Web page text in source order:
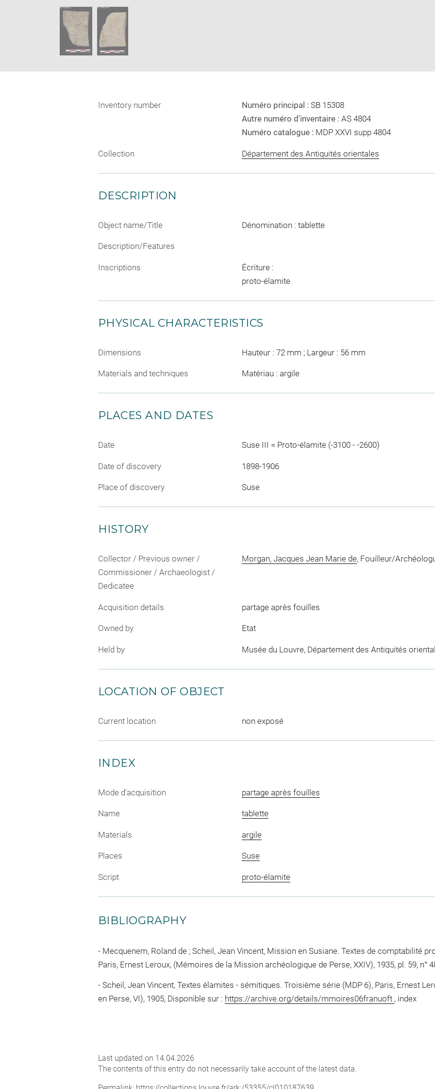
window
SKIP IMAGE CAROUSEL
Inventory number Numéro principal : SB 15308
Autre numéro d'inventaire : AS 4804
Numéro catalogue : MDP XXVI supp 4804
Collection Département des Antiquités orientales
DESCRIPTION
Object name/Title Dénomination : tablette
Description/Features
Inscriptions
Écriture :
proto-élamite
PHYSICAL CHARACTERISTICS
Dimensions Hauteur : 72 mm ; Largeur : 56 mm
Materials and techniques Matériau : argile
PLACES AND DATES
Date Suse III = Proto-élamite (-3100 - -2600)
Date of discovery 1898-1906
Place of discovery Suse
HISTORY
Collector / Previous owner /
Commissioner / Archaeologist /
Dedicatee
Morgan, Jacques Jean Marie de, Fouilleur/
Acquisition details partage après fouilles
Owned by Etat
Held by Musée du Louvre, Département des Antiquités
LOCATION OF OBJECT
Current location non exposé
INDEX
Mode d'acquisition partage après fouilles
Name tablette
Materials argile
Places Suse
Script proto-élamite
BIBLIOGRAPHY
Mecquenem, Roland de ; Scheil, Jean Vincent, Mission en Susiane. Textes de comptabilité
Paris, Ernest Leroux, (Mémoires de la Mission archéologique de Perse, XXIV), 1935, pl. 59, n°
Scheil, Jean Vincent, Textes élamites - sémitiques. Troisième série (MDP 6), Paris, Ernest
en Perse, VI), 1905, Disponible sur : https://archive.org/details/mmoires06franuoft , index
Last updated on 14.04.2026
The contents of this entry do not necessarily take account of the latest data.